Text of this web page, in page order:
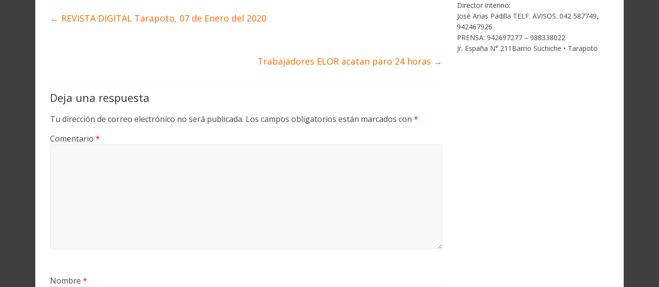
← REVISTA DIGITAL Tarapoto, 07 de Enero del 2020
Trabajadores ELOR acatan paro 24 horas →
Deja una respuesta
Tu dirección de correo electrónico no será publicada. Los campos obligatorios están marcados con *
Comentario *
Nombre *
Director interino:
José Arias Padilla TELF. AVISOS. 042 587749,
942467926
PRENSA: 942697277 – 988338022
Jr. España N° 211Barrio Suchiche • Tarapoto